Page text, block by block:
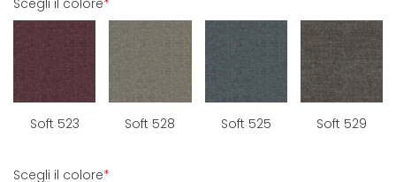
Scegli il colore*
Soft 523 Soft 528 Soft 525 Soft 529
Scegli il colore*